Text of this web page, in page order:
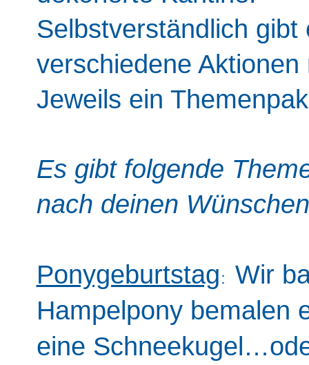
Selbstverständlich gibt
verschiedene
Jeweils ein
Es gibt folgende
nach deinen
Ponygeburtstag: Wir
Hampelpony bemalen
eine